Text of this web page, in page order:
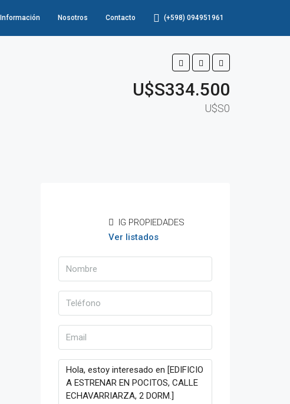
Información Nosotros Contacto (+598) 094951961
U$S334.500
U$S0
IG PROPIEDADES
Ver listados